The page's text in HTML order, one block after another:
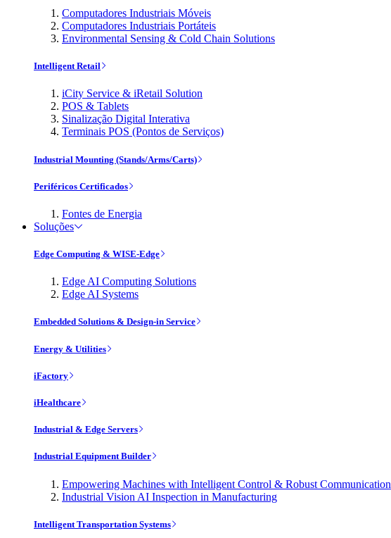
Computadores Industriais Móveis
Computadores Industriais Portáteis
Environmental Sensing & Cold Chain Solutions
Intelligent Retail
iCity Service & iRetail Solution
POS & Tablets
Sinalização Digital Interativa
Terminais POS (Pontos de Serviços)
Industrial Mounting (Stands/Arms/Carts)
Periféricos Certificados
Fontes de Energia
Soluções
Edge Computing & WISE-Edge
Edge AI Computing Solutions
Edge AI Systems
Embedded Solutions & Design-in Service
Energy & Utilities
iFactory
iHealthcare
Industrial & Edge Servers
Industrial Equipment Builder
Empowering Machines with Intelligent Control & Robust Communication
Industrial Vision AI Inspection in Manufacturing
Intelligent Transportation Systems